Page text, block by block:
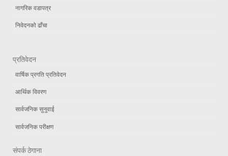
नागरिक वडापत्र
निवेदनको ढाँचा
प्रतिवेदन
वार्षिक प्रगति प्रतिवेदन
आर्थिक विवरण
सार्वजनिक सुनुवाई
सार्वजनिक परीक्षण
संपर्क ठेगाना